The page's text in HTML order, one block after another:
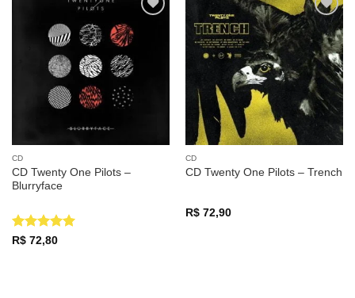
Adicionar
a lista de
desejos
CD
CD Twenty One Pilots –
Blurryface
Avaliação
R$72,80
Adicionar
a lista de
desejos
CD
CD Twenty One Pilots – Trench
R$72,90